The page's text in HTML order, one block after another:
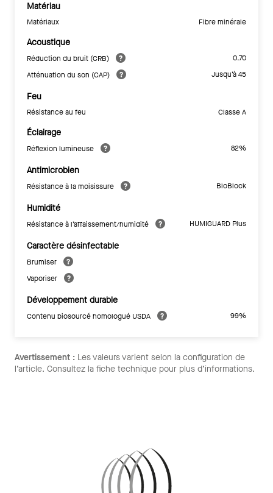
Matériau
Matériaux Fibre minérale
Acoustique
Réduction du bruit (CRB)
0.70
Atténuation du son (CAP)
Jusqu’à 45
Feu
Résistance au feu Classe A
Éclairage
Réflexion lumineuse 82%
Antimicrobien
Résistance à la moisissure BioBlock
Humidité
Résistance à l’affaissement/humidité HUMIGUARD Plus
Caractère désinfectable
Brumiser
Vaporiser
Développement durable
Contenu biosourcé homologué USDA 99%
Avertissement : Les valeurs varient selon la configuration de
l’article. Consultez la fiche technique pour plus d’informations.